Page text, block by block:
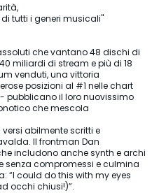
tutti i generi musicali"
assoluti che vantano 48 dischi di
miliardi di stream e più di 18
venduti, una vittoria
posizioni al #1 nelle chart
pubblicano il loro nuovissimo
che mescola
abilmente scritti e
Il frontman Dan
includono anche synth e archi
senza compromessi e culmina
“I could do this with my eyes
occhi chiusi!)”.